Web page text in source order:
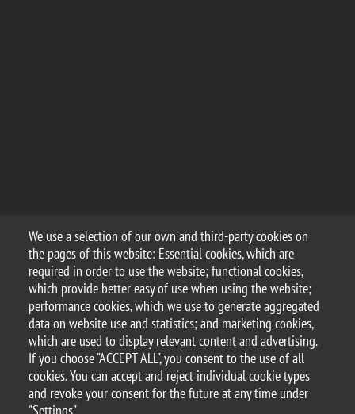
We use a selection of our own and third-party cookies on
the pages of this website: Essential cookies, which are
required in order to use the website; functional cookies,
which provide better easy of use when using the website;
performance cookies, which we use to generate aggregated
data on website use and statistics; and marketing cookies,
which are used to display relevant content and advertising.
If you choose "ACCEPT ALL", you consent to the use of all
cookies. You can accept and reject individual cookie types
and revoke your consent for the future at any time under